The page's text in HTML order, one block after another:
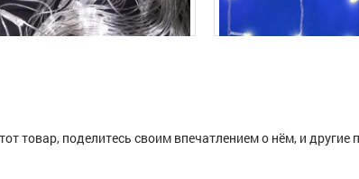
товар, поделитесь своим впечатлением о нём, и